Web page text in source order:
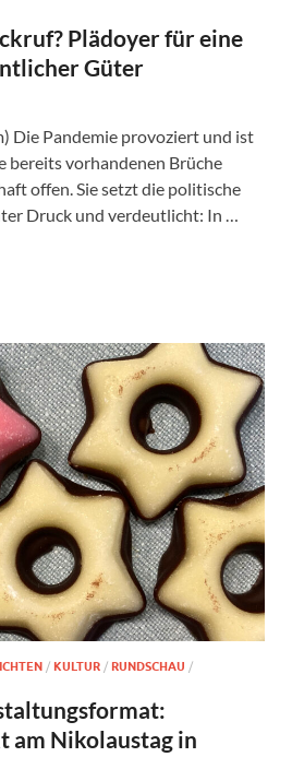
Plädoyer für eine
Güter
Die Pandemie provoziert und ist
bereits vorhandenen Brüche
offen. Sie setzt die politische
Druck und verdeutlicht: In …
/ KULTUR / RUNDSCHAU /
Nikolaustag in